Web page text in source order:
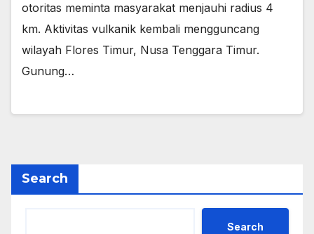
otoritas meminta masyarakat menjauhi radius 4
km. Aktivitas vulkanik kembali mengguncang
wilayah Flores Timur, Nusa Tenggara Timur.
Gunung…
Search
Search